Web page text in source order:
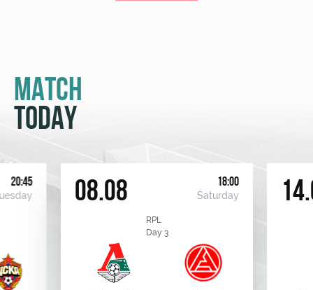
MATCH
TODAY
20:45 08.08 18:00
Saturday
RPL
Day 3